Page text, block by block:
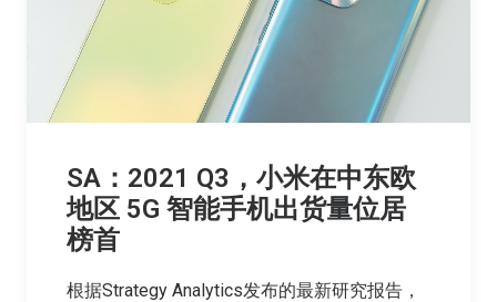
SA：2021 Q3，小米在中东欧
地区 5G 智能手机出货量位居
榜首
根据Strategy Analytics发布的最新研究报告，